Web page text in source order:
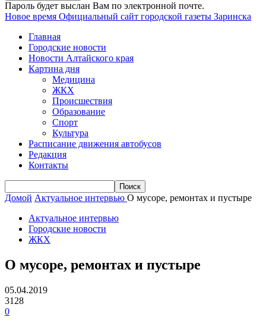
Пароль будет выслан Вам по электронной почте.
Новое время Официальный сайт городской газеты Заринска
Главная
Городские новости
Новости Алтайского края
Картина дня
Медицина
ЖКХ
Происшествия
Образование
Спорт
Культура
Расписание движения автобусов
Редакция
Контакты
Домой Актуальное интервью О мусоре, ремонтах и пустыре
Актуальное интервью
Городские новости
ЖКХ
О мусоре, ремонтах и пустыре
05.04.2019
3128
0